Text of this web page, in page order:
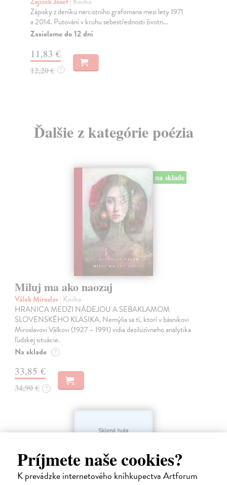
Príjmete naše cookies?
K prevádzke internetového kníhkupectva Artforum
Zápisky z deníku narcistního grafomana mezi lety 1971
a 2014. Putování v kruhu sebestřednosti životn...
Zasielame do 12 dní
11,83 €
12,20 € ?
Ďalšie z kategórie poézia
na sklade
Miluj ma ako naozaj
Válek Miroslav| Kniha
HRANICA MEDZI NÁDEJOU A SEBAKLAMOM
SLOVENSKÉHO KLASIKA. Nemýlia sa tí, ktorí v básnikovi
Miroslavovi Válkovi (1927 – 1991) vidia deziluzívneho analytika
ľudskej situácie.
Na sklade ?
33,85 €
34,90 € ?